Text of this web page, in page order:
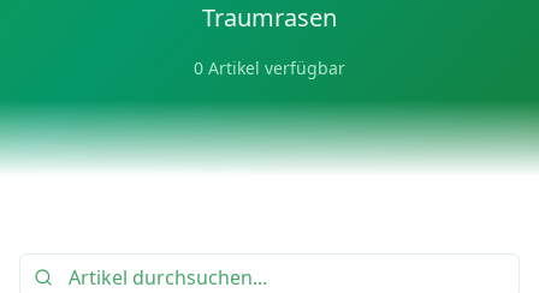
Traumrasen
0 Artikel verfügbar